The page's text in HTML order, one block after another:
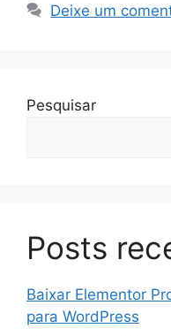
Deixe um
Pesquisar
Posts
Baixar Elementor
para WordPress